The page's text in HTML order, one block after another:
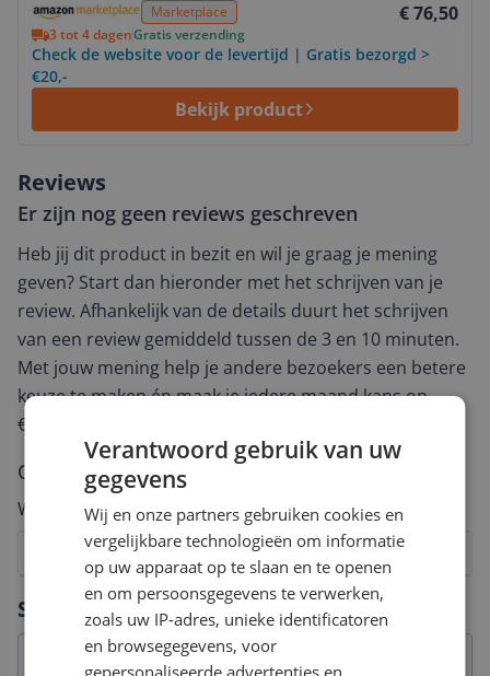
Marketplace € 76,50
3 tot 4 dagenGratis verzending
Check de website voor de levertijd | Gratis bezorgd >
€20,-
Bekijk product
Specificaties
Reviews
Er zijn nog geen reviews geschreven
Heb jij dit product in bezit en wil je graag je mening
geven? Start dan hieronder met het schrijven van je
review. Afhankelijk van de details duurt het schrijven
van een review gemiddeld tussen de 3 en 10 minuten.
Met jouw mening help je andere bezoekers een betere
keuze te maken én maak je iedere maand kans op
€250,-!
Cijfer
Welk cijfer geef jij dit product?
9
8
7
6
5
4
3
2
Vraag 1 van 4
Verantwoord gebruik van uw
gegevens
Wij en onze partners gebruiken cookies en
vergelijkbare technologieën om informatie
op uw apparaat op te slaan en te openen
en om persoonsgegevens te verwerken,
zoals uw IP-adres, unieke identificatoren
en browsegegevens, voor
gepersonaliseerde advertenties en